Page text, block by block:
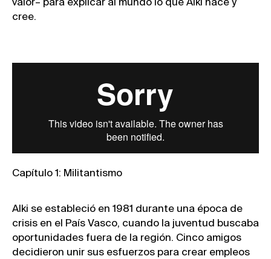
cree.
Capítulo 1: Militantismo
Alki se estableció en 1981 durante una época de
crisis en el País Vasco, cuando la juventud buscaba
oportunidades fuera de la región. Cinco amigos
decidieron unir sus esfuerzos para crear empleos